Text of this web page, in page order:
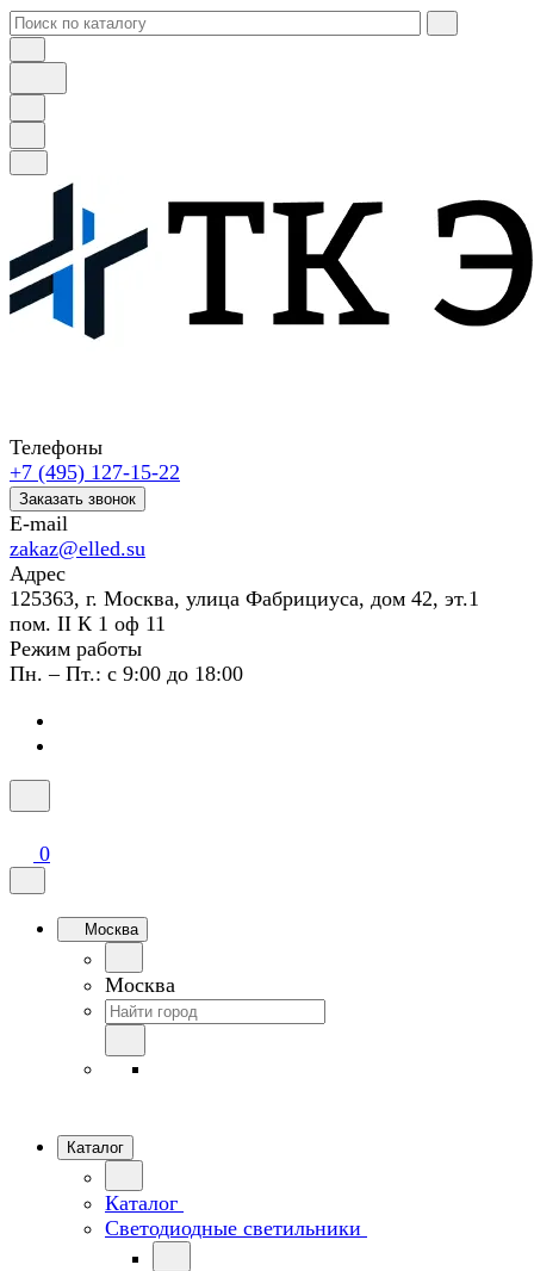
Телефоны
+7 (495) 127-15-22
Заказать звонок
E-mail
zakaz@elled.su
Адрес
125363, г. Москва, улица Фабрициуса, дом 42, эт.1
пом. II К 1 оф 11
Режим работы
Пн. – Пт.: с 9:00 до 18:00
0
Москва
Москва
Каталог
Каталог
Светодиодные светильники